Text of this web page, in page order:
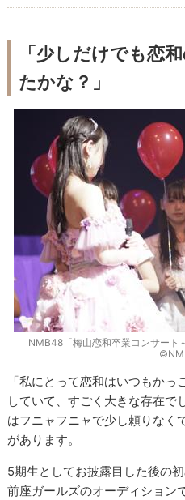
「少しだけでも恋
たかな？」
NMB48「梅山恋和卒業コンサート
「私にとって恋和はいつもか
していて、すごく大きな存在
はフニャフニャで少し頼りなく
があります。
5期生としてお披露目した後の
前座ガールズのオーディション